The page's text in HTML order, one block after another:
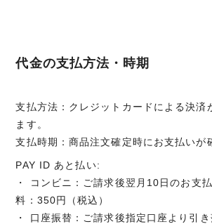
代金の支払方法・時期
支払方法：クレジットカードによる決済
ます。
支払時期：商品注文確定時にお支払いが
PAY ID あと払い:
・ コンビニ：ご請求後翌月10日のお支
料：350円（税込）
・ 口座振替：ご請求後指定口座より引